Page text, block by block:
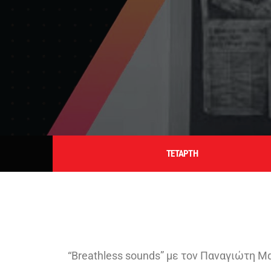
ΤΕΤΑΡΤΗ
“Breathless sounds” με τον Παναγιώτη